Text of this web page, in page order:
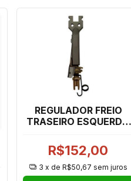
REGULADOR FREIO
TRASEIRO ESQUERDO
OROCH, KANGOO,
CAPTUR
R$152,00
3 x de R$50,67 sem juros